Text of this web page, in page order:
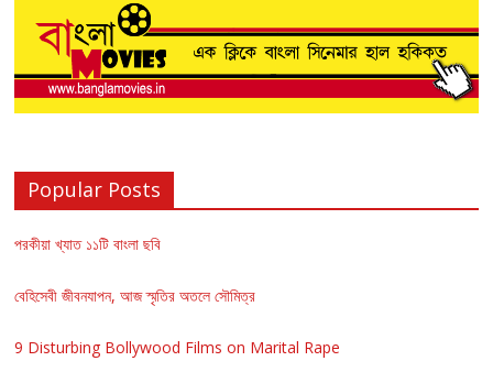
Popular Posts
পরকীয়া খ্যাত ১১টি বাংলা ছবি
বেহিসেবী জীবনযাপন, আজ স্মৃতির অতলে সৌমিত্র
9 Disturbing Bollywood Films on Marital Rape